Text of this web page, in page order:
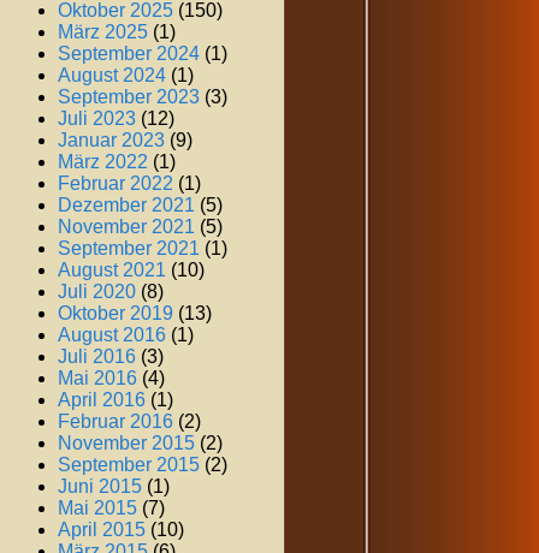
Oktober 2025 (150)
März 2025 (1)
September 2024 (1)
August 2024 (1)
September 2023 (3)
Juli 2023 (12)
Januar 2023 (9)
März 2022 (1)
Februar 2022 (1)
Dezember 2021 (5)
November 2021 (5)
September 2021 (1)
August 2021 (10)
Juli 2020 (8)
Oktober 2019 (13)
August 2016 (1)
Juli 2016 (3)
Mai 2016 (4)
April 2016 (1)
Februar 2016 (2)
November 2015 (2)
September 2015 (2)
Juni 2015 (1)
Mai 2015 (7)
April 2015 (10)